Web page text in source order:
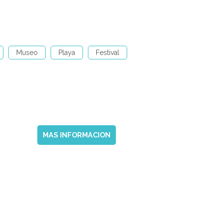
Museo Playa Festival
MAS INFORMACION